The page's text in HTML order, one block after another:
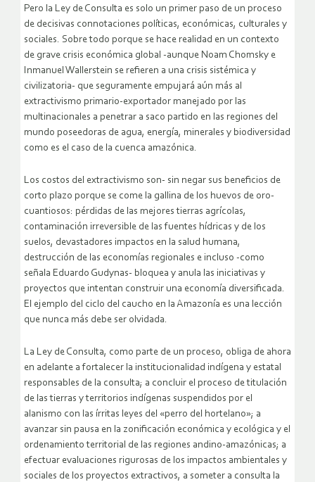
Pero la Ley de Consulta es solo un primer paso de un proceso
de decisivas connotaciones políticas, económicas, culturales y
sociales. Sobre todo porque se hace realidad en un contexto
de grave crisis económica global -aunque Noam Chomsky e
Inmanuel Wallerstein se refieren a una crisis sistémica y
civilizatoria- que seguramente empujará aún más al
extractivismo primario-exportador manejado por las
multinacionales a penetrar a saco partido en las regiones del
mundo poseedoras de agua, energía, minerales y biodiversidad
como es el caso de la cuenca amazónica.
Los costos del extractivismo son- sin negar sus beneficios de
corto plazo porque se come la gallina de los huevos de oro-
cuantiosos: pérdidas de las mejores tierras agrícolas,
contaminación irreversible de las fuentes hídricas y de los
suelos, devastadores impactos en la salud humana,
destrucción de las economías regionales e incluso -como
señala Eduardo Gudynas- bloquea y anula las iniciativas y
proyectos que intentan construir una economía diversificada.
El ejemplo del ciclo del caucho en la Amazonía es una lección
que nunca más debe ser olvidada.
La Ley de Consulta, como parte de un proceso, obliga de ahora
en adelante a fortalecer la institucionalidad indígena y estatal
responsables de la consulta; a concluir el proceso de titulación
de las tierras y territorios indígenas suspendidos por el
alanismo con las írritas leyes del «perro del hortelano»; a
avanzar sin pausa en la zonificación económica y ecológica y el
ordenamiento territorial de las regiones andino-amazónicas; a
efectuar evaluaciones rigurosas de los impactos ambientales y
sociales de los proyectos extractivos, a someter a consulta la